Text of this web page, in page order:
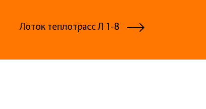
Лоток теплотрасс Л 1-8